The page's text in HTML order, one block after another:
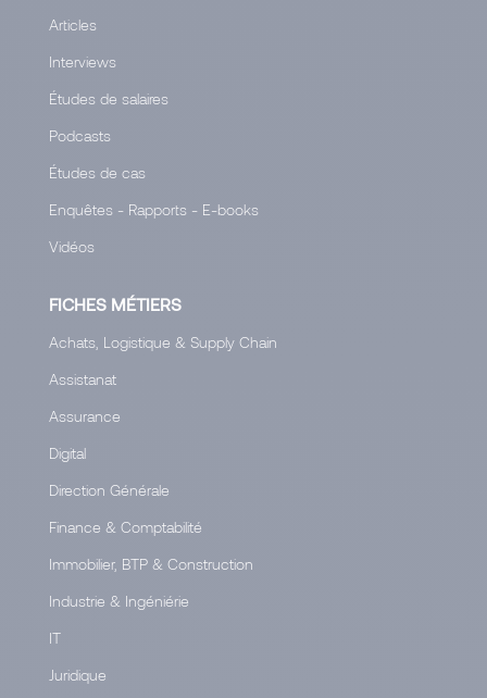
Articles
Interviews
Études de salaires
Podcasts
Études de cas
Enquêtes - Rapports - E-books
Vidéos
FICHES MÉTIERS
Achats, Logistique & Supply Chain
Assistanat
Assurance
Digital
Direction Générale
Finance & Comptabilité
Immobilier, BTP & Construction
Industrie & Ingéniérie
IT
Juridique